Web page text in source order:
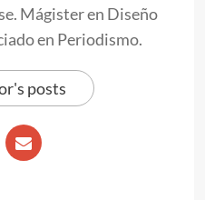
Mágister en Diseño
en Periodismo.
posts